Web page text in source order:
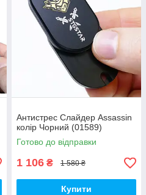
Антистрес Слайдер Assassin
колір Чорний (01589)
Готово до відправки
1 106 ₴ 1 580 ₴
Купити